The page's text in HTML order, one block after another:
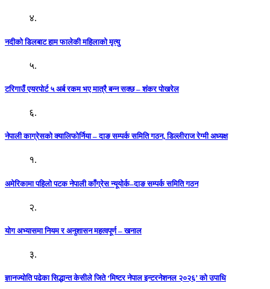
४.
नदीको डिलबाट हाम फालेकी महिलाको मृत्यु
५.
टरिगाउँ एयरपोर्ट ५ अर्ब रकम भए मात्रै बन्न सक्छ – शंकर पोखरेल
६.
नेपाली काग्रेसको क्यालिफोर्निया – दाङ सम्पर्क समिति गठन, डिल्लीराज रेग्मी अध्यक्ष
१.
अमेरिकामा पहिलो पटक नेपाली काँग्रेस न्यूयोर्क–दाङ सम्पर्क समिति गठन
२.
योग अभ्यासमा नियम र अनुशासन महत्वपूर्ण – खनाल
३.
ज्ञानज्योति पढेका सिद्धान्त केसीले जिते ‘मिष्टर नेपाल इन्टरनेशनल २०२६’ को उपाधि